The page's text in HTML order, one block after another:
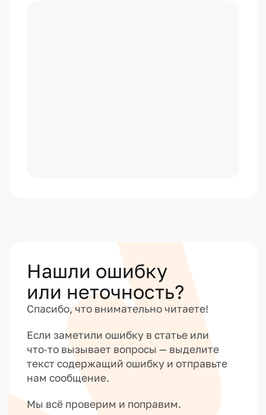
Нашли ошибку
или неточность?
Спасибо, что внимательно читаете!
Если заметили ошибку в статье или
что‑то вызывает вопросы — выделите
текст содержащий ошибку и отправьте
нам сообщение.
Мы всё проверим и поправим.